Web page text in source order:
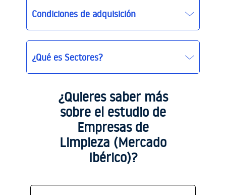
Condiciones de adquisición
¿Qué es Sectores?
Sectores
¿Quieres saber más
sobre el estudio de
Empresas de
Limpieza (Mercado
Ibérico)?